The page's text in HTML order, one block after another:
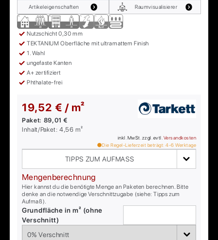
Artikeleigenschaften Raumvisualisierer
Nutzschicht 0,30 mm
TEKTANIUM Oberfläche mit ultramattem Finish
1. Wahl
ungefaste Kanten
A+ zertifiziert
Phthalate-frei
19,52 € / m²
Paket: 89,01 €
Inhalt/Paket:4,56 m²
inkl. MwSt. zzgl. evtl. Versandkosten
Die Regel-Lieferzeit beträgt: 4-6 Werktage
TIPPS ZUM AUFMASS
Mengenberechnung
Hier kannst du die benötigte Menge an Paketen berechnen. Bitte
denke an die notwendige Verschnittzugabe (siehe: Tipps zum
Aufmaß).
Grundfläche in m² (ohne
Verschnitt)